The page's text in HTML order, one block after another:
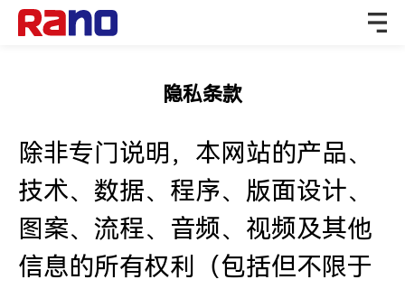
隐私条款
除非专门说明，本网站的产品、
技术、数据、程序、版面设计、
图案、流程、音频、视频及其他
信息的所有权利（包括但不限于